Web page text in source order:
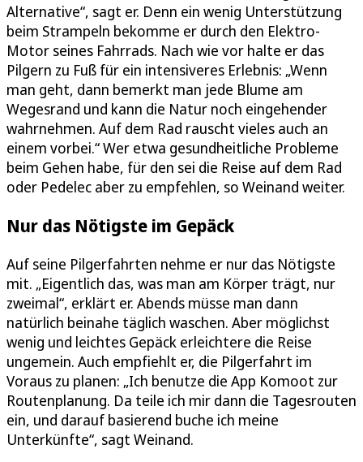
Alternative“, sagt er. Denn ein wenig Unterstützung
beim Strampeln bekomme er durch den Elektro-
Motor seines Fahrrads. Nach wie vor halte er das
Pilgern zu Fuß für ein intensiveres Erlebnis: „Wenn
man geht, dann bemerkt man jede Blume am
Wegesrand und kann die Natur noch eingehender
wahrnehmen. Auf dem Rad rauscht vieles auch an
einem vorbei.“ Wer etwa gesundheitliche Probleme
beim Gehen habe, für den sei die Reise auf dem Rad
oder Pedelec aber zu empfehlen, so Weinand weiter.
Nur das Nötigste im Gepäck
Auf seine Pilgerfahrten nehme er nur das Nötigste
mit. „Eigentlich das, was man am Körper trägt, nur
zweimal“, erklärt er. Abends müsse man dann
natürlich beinahe täglich waschen. Aber möglichst
wenig und leichtes Gepäck erleichtere die Reise
ungemein. Auch empfiehlt er, die Pilgerfahrt im
Voraus zu planen: „Ich benutze die App Komoot zur
Routenplanung. Da teile ich mir dann die Tagesrouten
ein, und darauf basierend buche ich meine
Unterkünfte“, sagt Weinand.